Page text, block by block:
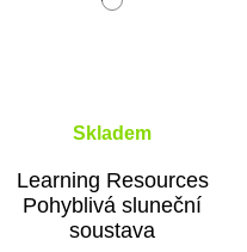
Skladem
Learning Resources
Pohyblivá sluneční
soustava